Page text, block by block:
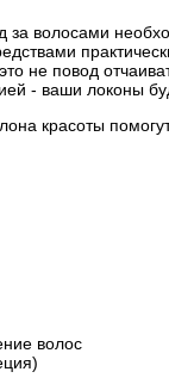
волосами
не повод
- ваши локоны
красоты
волос